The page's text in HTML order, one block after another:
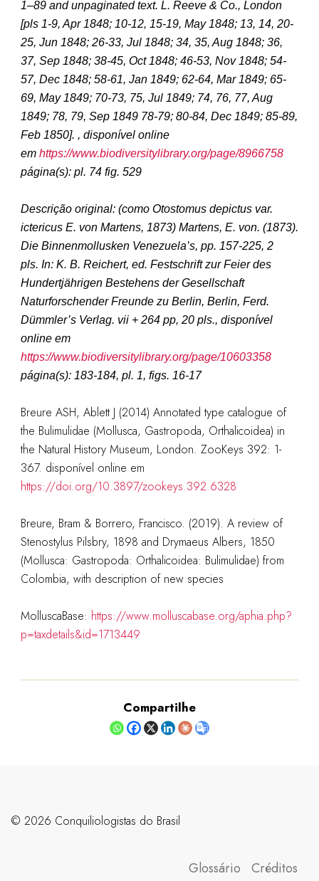
1–89 and unpaginated text. L. Reeve & Co., London
[pls 1-9, Apr 1848; 10-12, 15-19, May 1848; 13, 14, 20-
25, Jun 1848; 26-33, Jul 1848; 34, 35, Aug 1848; 36,
37, Sep 1848; 38-45, Oct 1848; 46-53, Nov 1848; 54-
57, Dec 1848; 58-61, Jan 1849; 62-64, Mar 1849; 65-
69, May 1849; 70-73, 75, Jul 1849; 74, 76, 77, Aug
1849; 78, 79, Sep 1849 78-79; 80-84, Dec 1849; 85-89,
Feb 1850]. , disponível online
em https://www.biodiversitylibrary.org/page/8966758
página(s): pl. 74 fig. 529
Descrição original: (como Otostomus depictus var.
ictericus E. von Martens, 1873)Martens, E. von. (1873).
Die Binnenmollusken Venezuela’s, pp. 157-225, 2
pls. In: K. B. Reichert, ed. Festschrift zur Feier des
Hundertjährigen Bestehens der Gesellschaft
Naturforschender Freunde zu Berlin, Berlin, Ferd.
Dümmler’s Verlag. vii + 264 pp, 20 pls., disponível
online em
https://www.biodiversitylibrary.org/page/10603358
página(s): 183-184, pl. 1, figs. 16-17
Breure ASH, Ablett J (2014) Annotated type catalogue of
the Bulimulidae (Mollusca, Gastropoda, Orthalicoidea) in
the Natural History Museum, London. ZooKeys 392: 1-
367. disponível online em
https://doi.org/10.3897/zookeys.392.6328
Breure, Bram & Borrero, Francisco. (2019). A review of
Stenostylus Pilsbry, 1898 and Drymaeus Albers, 1850
(Mollusca: Gastropoda: Orthalicoidea: Bulimulidae) from
Colombia, with description of new species
MolluscaBase: https://www.molluscabase.org/aphia.php?
p=taxdetails&id=1713449
Compartilhe
©️ 2026 Conquiliologistas do Brasil
Glossário Créditos